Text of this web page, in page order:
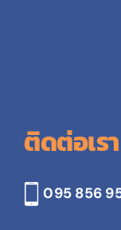
ติดต่อเรา
095 856